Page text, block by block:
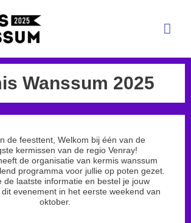
Wanssum 2025
de feesttent, Welkom bij één van de
kermissen van de regio Venray!
de organisatie van kermis wanssum
programma voor jullie op poten gezet.
de laatste informatie en bestel je jouw
dit evenement in het eerste weekend van
oktober.